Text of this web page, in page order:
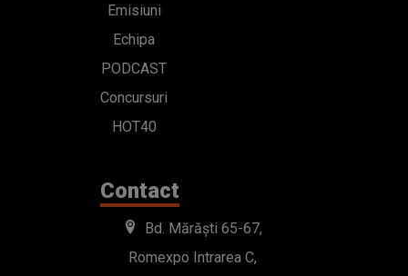
Emisiuni
Echipa
PODCAST
Concursuri
HOT40
Contact
Bd. Mărăști 65-67,
Romexpo Intrarea C,